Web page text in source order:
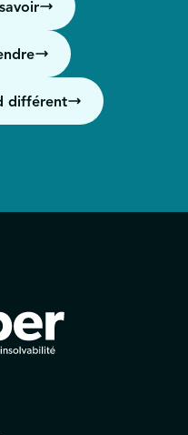
ou inquiet au sujet de
vos dépenses
différent